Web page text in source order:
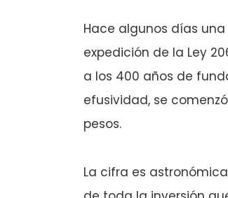
Hace algunos días
expedición de la Ley
a los 400 años de
efusividad, se
pesos.
La cifra es